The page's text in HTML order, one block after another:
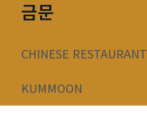
너
금문
CHINESE RESTAURANT
KUMMOON